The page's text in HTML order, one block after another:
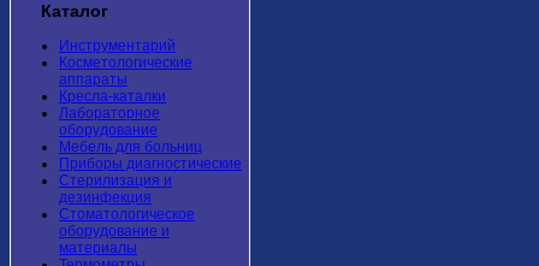
Каталог
Инструментарий
Косметологические
аппараты
Кресла-каталки
Лабораторное
оборудование
Мебель для больниц
Приборы диагностические
Стерилизация и
дезинфекция
Стоматологическое
оборудование и
материалы